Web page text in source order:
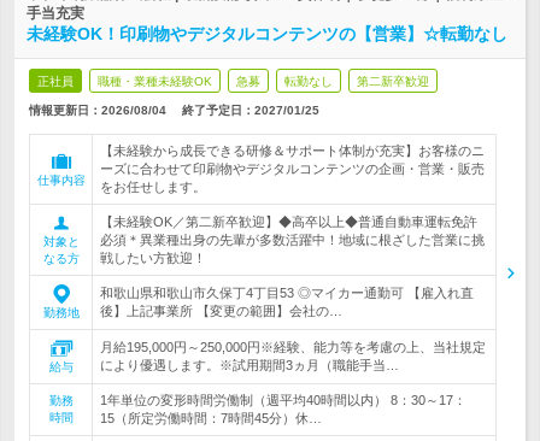
手当充実
未経験OK！印刷物やデジタルコンテンツの【営業】☆転勤なし
正社員 職種・業種未経験OK 急募 転勤なし 第二新卒歓迎
情報更新日：2026/08/04 終了予定日： 2027/01/25
仕事内容
【未経験から成長できる研修＆サポート体制が充実】お客様のニ
ーズに合わせて印刷物やデジタルコンテンツの企画・営業・販売
をお任せします。
対象と
なる方
【未経験OK／第二新卒歓迎】◆高卒以上◆普通自動車運転免許
必須＊異業種出身の先輩が多数活躍中！地域に根ざした営業に挑
戦したい方歓迎！
勤務地
和歌山県和歌山市久保丁4丁目53 ◎マイカー通勤可 【雇入れ直
後】上記事業所 【変更の範囲】会社の…
給与
月給195,000円～250,000円※経験、能力等を考慮の上、当社規定
により優遇します。※試用期間3ヵ月（職能手当…
勤務
時間
1年単位の変形時間労働制（週平均40時間以内） 8：30～17：
15（所定労働時間：7時間45分）休…